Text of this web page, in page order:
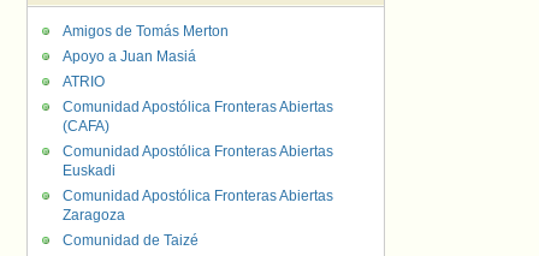
Amigos de Tomás Merton
Apoyo a Juan Masiá
ATRIO
Comunidad Apostólica Fronteras Abiertas
(CAFA)
Comunidad Apostólica Fronteras Abiertas
Euskadi
Comunidad Apostólica Fronteras Abiertas
Zaragoza
Comunidad de Taizé